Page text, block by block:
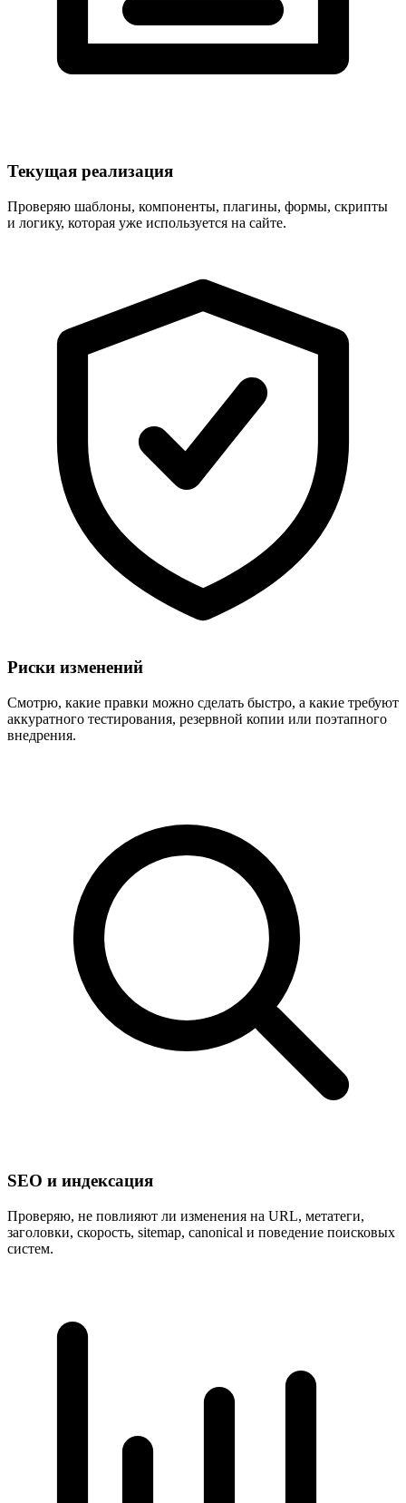
Текущая реализация
Проверяю шаблоны, компоненты, плагины, формы, скрипты
и логику, которая уже используется на сайте.
Риски изменений
Смотрю, какие правки можно сделать быстро, а какие требуют
аккуратного тестирования, резервной копии или поэтапного
внедрения.
SEO и индексация
Проверяю, не повлияют ли изменения на URL, метатеги,
заголовки, скорость, sitemap, canonical и поведение поисковых
систем.